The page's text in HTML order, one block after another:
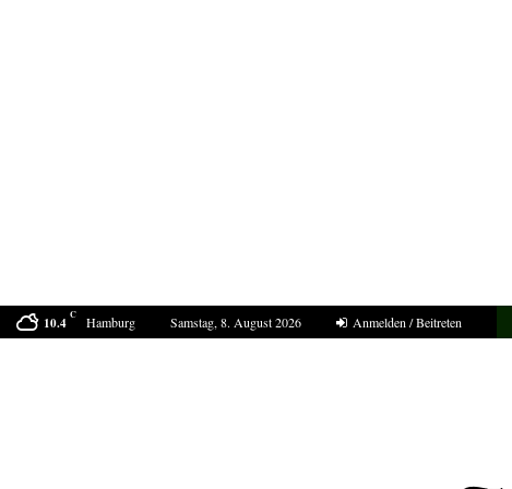
10.4 C Hamburg Samstag, 8. August 2026 Anmelden / Beitreten
Bestell-Scam – eine neue Masche